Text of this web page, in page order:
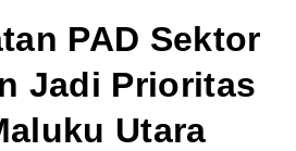
PAD Sektor
Jadi Prioritas
Utara